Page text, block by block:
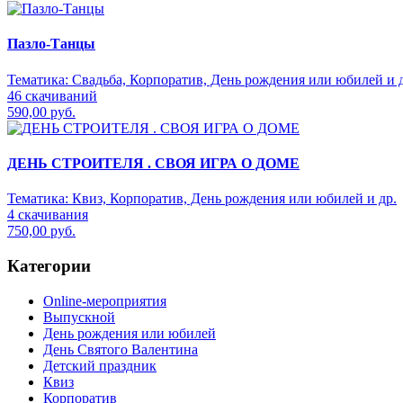
Пазло-Танцы
Тематика: Свадьба, Корпоратив, День рождения или юбилей и
46 скачиваний
590,00 руб.
ДЕНЬ СТРОИТЕЛЯ . СВОЯ ИГРА О ДОМЕ
Тематика: Квиз, Корпоратив, День рождения или юбилей и др.
4 скачивания
750,00 руб.
Категории
Online-мероприятия
Выпускной
День рождения или юбилей
День Святого Валентина
Детский праздник
Квиз
Корпоратив